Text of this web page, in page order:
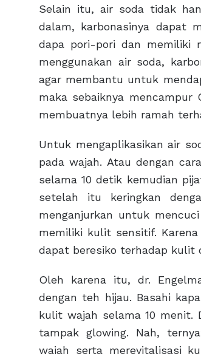
Selain itu, air soda tidak
dalam, karbonasinya dapat
dapa pori-pori dan memiliki
menggunakan air soda,
agar membantu untuk
maka sebaiknya
membuatnya lebih ramah
Untuk mengaplikasikan air
pada wajah. Atau dengan
selama 10 detik kemudian
setelah itu keringkan
menganjurkan untuk
memiliki kulit sensitif.
dapat beresiko terhadap kulit
Oleh karena itu, dr.
dengan teh hijau. Basahi
kulit wajah selama 10 menit.
tampak glowing. Nah,
wajah serta merevitalisasi